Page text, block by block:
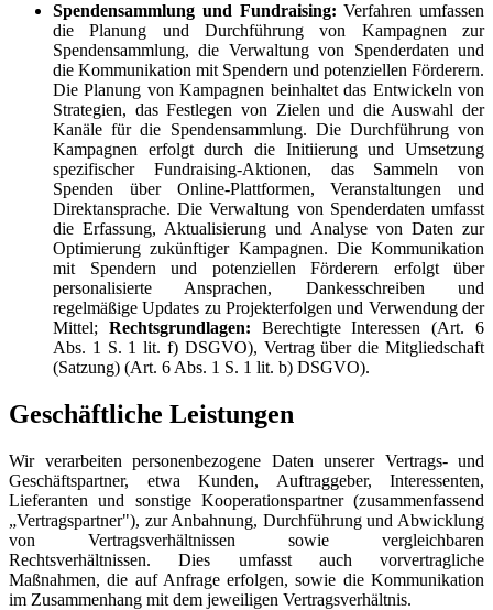
Spendensammlung und Fundraising:Verfahren umfassen
die Planung und Durchführung von Kampagnen zur
Spendensammlung, die Verwaltung von Spenderdaten und
die Kommunikation mit Spendern und potenziellen Förderern.
Die Planung von Kampagnen beinhaltet das Entwickeln von
Strategien, das Festlegen von Zielen und die Auswahl der
Kanäle für die Spendensammlung. Die Durchführung von
Kampagnen erfolgt durch die Initiierung und Umsetzung
spezifischer Fundraising-Aktionen, das Sammeln von
Spenden über Online-Plattformen, Veranstaltungen und
Direktansprache. Die Verwaltung von Spenderdaten umfasst
die Erfassung, Aktualisierung und Analyse von Daten zur
Optimierung zukünftiger Kampagnen. Die Kommunikation
mit Spendern und potenziellen Förderern erfolgt über
personalisierte Ansprachen, Dankesschreiben und
regelmäßige Updates zu Projekterfolgen und Verwendung der
Mittel; Rechtsgrundlagen: Berechtigte Interessen (Art. 6
Abs. 1 S. 1 lit. f) DSGVO), Vertrag über die Mitgliedschaft
(Satzung) (Art. 6 Abs. 1 S. 1 lit. b) DSGVO).
Geschäftliche Leistungen
Wir verarbeiten personenbezogene Daten unserer Vertrags- und
Geschäftspartner, etwa Kunden, Auftraggeber, Interessenten,
Lieferanten und sonstige Kooperationspartner (zusammenfassend
„Vertragspartner"), zur Anbahnung, Durchführung und Abwicklung
von Vertragsverhältnissen sowie vergleichbaren
Rechtsverhältnissen. Dies umfasst auch vorvertragliche
Maßnahmen, die auf Anfrage erfolgen, sowie die Kommunikation
im Zusammenhang mit dem jeweiligen Vertragsverhältnis.